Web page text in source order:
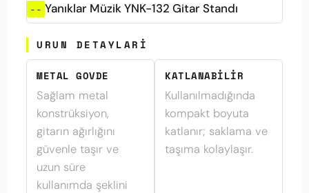
Yanıklar Müzik YNK-132 Gitar Standı
URUN DETAYLARI
METAL GOVDE
Sağlam metal
konstrüksiyon,
gitarın ağırlığını
güvenle taşır ve
uzun süre
kullanımda şeklini
KATLANABILIR
Kullanılmadığında
kompakt boyuta
katlanır; saklama ve
taşıma kolaylaşır.